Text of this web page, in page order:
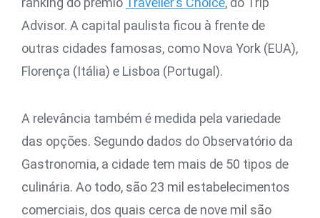
Advisor. A capital paulista ficou à frente de
outras cidades famosas, como Nova York (EUA),
Florença (Itália) e Lisboa (Portugal).
A relevância também é medida pela variedade
das opções. Segundo dados do Observatório da
Gastronomia, a cidade tem mais de 50 tipos de
culinária. Ao todo, são 23 mil estabelecimentos
comerciais, dos quais cerca de nove mil são